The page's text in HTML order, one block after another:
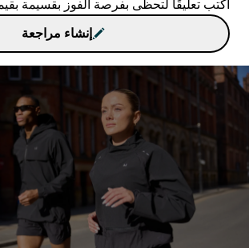
اكتب تعليقًا لتحظى بفرصة الفوز بقسيمة بقيمة
إنشاء مراجعة